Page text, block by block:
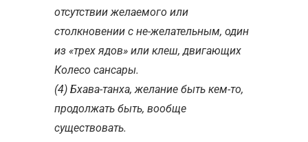
отсутствии желаемого или
столкновении с не-желательным, один
из «трех ядов» или клеш, двигающих
Колесо сансары.
(4) Бхава-танха, желание быть кем-то,
продолжать быть, вообще
существовать.